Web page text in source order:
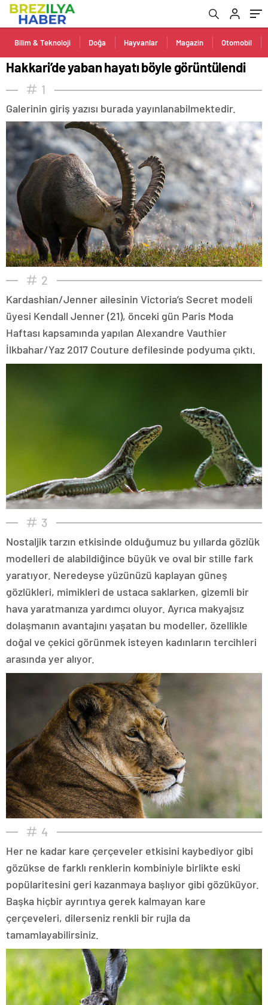
Bilim & Teknoloji Doğa Hayvanlar Magazin Otomobil
Hakkari’de yaban hayatı böyle görüntülendi
1
Galerinin giriş yazısı burada yayınlanabilmektedir.
2
Kardashian/Jenner ailesinin Victoria’s Secret modeli
üyesi Kendall Jenner (21), önceki gün Paris Moda
Haftası kapsamında yapılan Alexandre Vauthier
İlkbahar/Yaz 2017 Couture defilesinde podyuma çıktı.
3
Nostaljik tarzın etkisinde olduğumuz bu yıllarda gözlük
modelleri de alabildiğince büyük ve oval bir stille fark
yaratıyor. Neredeyse yüzünüzü kaplayan güneş
gözlükleri, mimikleri de ustaca saklarken, gizemli bir
hava yaratmanıza yardımcı oluyor. Ayrıca makyajsız
dolaşmanın avantajını yaşatan bu modeller, özellikle
doğal ve çekici görünmek isteyen kadınların tercihleri
arasında yer alıyor.
4
Her ne kadar kare çerçeveler etkisini kaybediyor gibi
gözükse de farklı renklerin kombiniyle birlikte eski
popülaritesini geri kazanmaya başlıyor gibi gözüküyor.
Başka hiçbir ayrıntıya gerek kalmayan kare
çerçeveleri, dilerseniz renkli bir rujla da
tamamlayabilirsiniz.